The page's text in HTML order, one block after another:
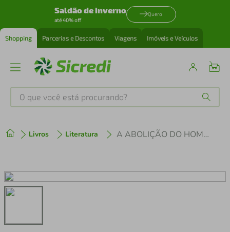
Saldão de inverno
até 40% off
Quero
Shopping Parcerias e Descontos Viagens Imóveis e Veículos
O que você está procurando?
Livros Literatura A ABOLIÇÃO DO HOMEM
2º cafeteira